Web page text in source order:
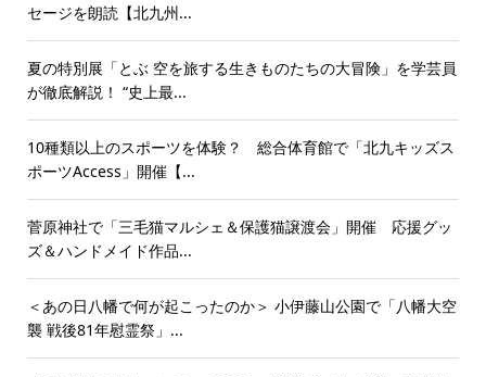
セージを朗読【北九州...
夏の特別展「とぶ 空を旅する生きものたちの大冒険」を学芸員
が徹底解説！ “史上最...
10種類以上のスポーツを体験？ 総合体育館で「北九キッズス
ポーツAccess」開催【...
菅原神社で「三毛猫マルシェ＆保護猫譲渡会」開催 応援グッ
ズ＆ハンドメイド作品...
＜あの日八幡で何が起こったのか＞ 小伊藤山公園で「八幡大空
襲 戦後81年慰霊祭」...